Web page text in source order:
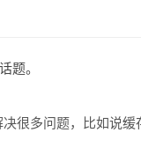
题。
很多问题，比如说缓